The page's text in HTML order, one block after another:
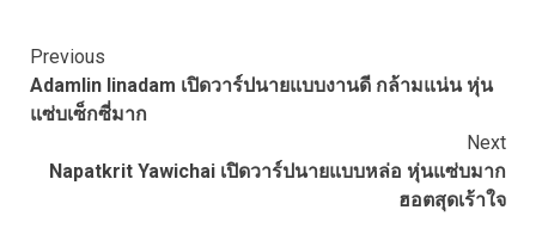
Continue
Reading
Previous
Adamlin linadam เปิดวาร์ปนายแบบงานดี กล้ามแน่น หุ่น
แซ่บเซ็กซี่มาก
Next
Napatkrit Yawichai เปิดวาร์ปนายแบบหล่อ หุ่นแซ่บมาก
ฮอตสุดเร้าใจ